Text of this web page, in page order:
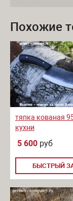
Похожие
тяпка кованая
кухни
5 600 руб
БЫСТРЫЙ